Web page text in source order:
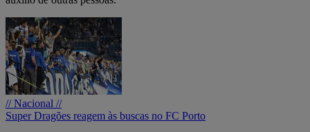
// Nacional //
Super Dragões reagem às buscas no FC Porto